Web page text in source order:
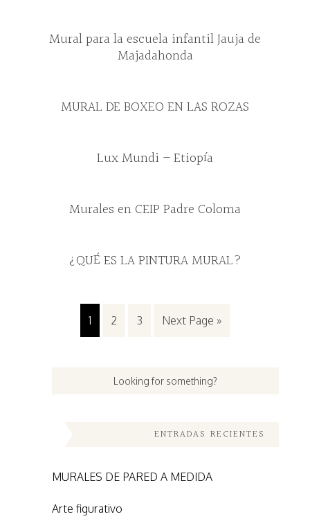
Mural para la escuela infantil Jauja de
Majadahonda
MURAL DE BOXEO EN LAS ROZAS
Lux Mundi – Etiopía
Murales en CEIP Padre Coloma
¿QUÉ ES LA PINTURA MURAL?
1 2 3 Next Page »
ENTRADAS RECIENTES
MURALES DE PARED A MEDIDA
Arte figurativo